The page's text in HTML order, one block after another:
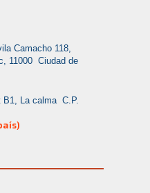
Camacho 118,
11000 Ciudad de
B1, La calma C.P.